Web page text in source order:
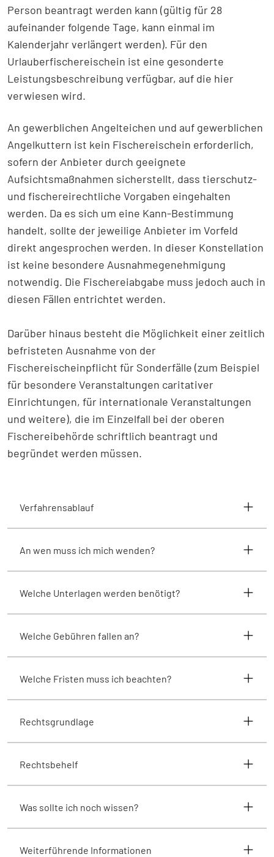
Person beantragt werden kann (gültig für 28
aufeinander folgende Tage, kann einmal im
Kalenderjahr verlängert werden). Für den
Urlauberfischereischein ist eine gesonderte
Leistungsbeschreibung verfügbar, auf die hier
verwiesen wird.
An gewerblichen Angelteichen und auf gewerblichen
Angelkuttern ist kein Fischereischein erforderlich,
sofern der Anbieter durch geeignete
Aufsichtsmaßnahmen sicherstellt, dass tierschutz-
und fischereirechtliche Vorgaben eingehalten
werden. Da es sich um eine Kann-Bestimmung
handelt, sollte der jeweilige Anbieter im Vorfeld
direkt angesprochen werden. In dieser Konstellation
ist keine besondere Ausnahmegenehmigung
notwendig. Die Fischereiabgabe muss jedoch auch in
diesen Fällen entrichtet werden.
Darüber hinaus besteht die Möglichkeit einer zeitlich
befristeten Ausnahme von der
Fischereischeinpflicht für Sonderfälle (zum Beispiel
für besondere Veranstaltungen caritativer
Einrichtungen, für internationale Veranstaltungen
und weitere), die im Einzelfall bei der oberen
Fischereibehörde schriftlich beantragt und
begründet werden müssen.
Verfahrensablauf
An wen muss ich mich wenden?
Welche Unterlagen werden benötigt?
Welche Gebühren fallen an?
Welche Fristen muss ich beachten?
Rechtsgrundlage
Rechtsbehelf
Was sollte ich noch wissen?
Weiterführende Informationen